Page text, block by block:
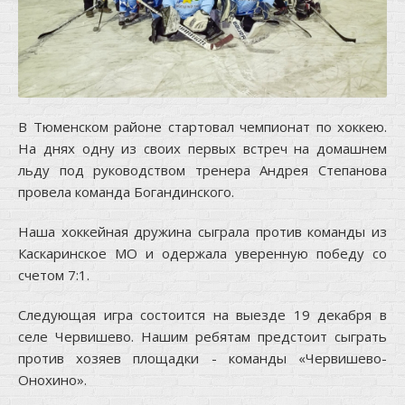
В Тюменском районе стартовал чемпионат по хоккею.
На днях одну из своих первых встреч на домашнем
льду под руководством тренера Андрея Степанова
провела команда Богандинского.
Наша хоккейная дружина сыграла против команды из
Каскаринское МО и одержала уверенную победу со
счетом 7:1.
Следующая игра состоится на выезде 19 декабря в
селе Червишево. Нашим ребятам предстоит сыграть
против хозяев площадки - команды «Червишево-
Онохино».